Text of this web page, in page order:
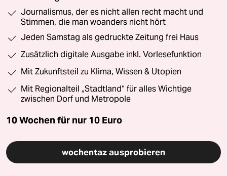
Journalismus, der es nicht allen recht macht und
Stimmen, die man woanders nicht hört
Jeden Samstag als gedruckte Zeitung frei Haus
Zusätzlich digitale Ausgabe inkl. Vorlesefunktion
Mit Zukunftsteil zu Klima, Wissen & Utopien
Mit Regionalteil „Stadtland“ für alles Wichtige
zwischen Dorf und Metropole
10 Wochen für nur 10 Euro
wochentaz ausprobieren